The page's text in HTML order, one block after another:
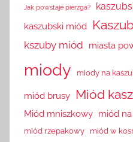
Jak powstaje pierzga?
kaszubski miód
kszuby miód miasta
miody miody na
miód brusy Miód
Miód mniszkowy miód
miód rzepakowy miód w